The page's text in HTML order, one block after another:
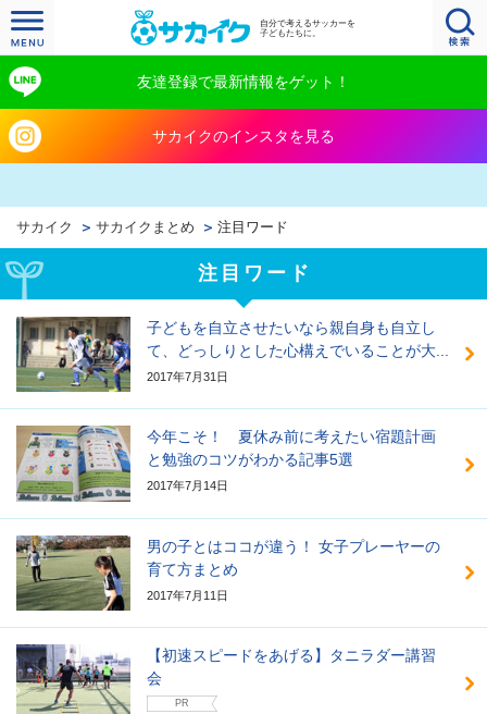
自分で考えるサッカーを
子どもたちに。
友達登録で最新情報をゲット！
サカイクのインスタを見る
サカイク サカイクまとめ 注目ワード
注目ワード
子どもを自立させたいなら親自身も自立し
て、どっしりとした心構えでいることが大...
2017年7月31日
今年こそ！ 夏休み前に考えたい宿題計画
と勉強のコツがわかる記事5選
2017年7月14日
男の子とはココが違う！ 女子プレーヤーの
育て方まとめ
2017年7月11日
【初速スピードをあげる】タニラダー講習
会
PR